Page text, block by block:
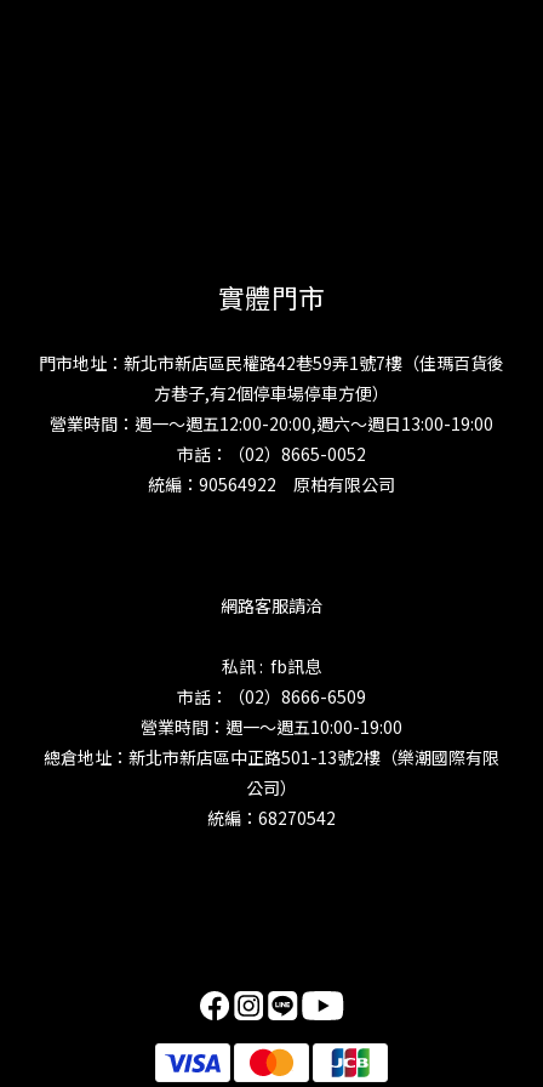
實體門市
門市地址：新北市新店區民權路42巷59弄1號7樓（佳瑪百貨後
方巷子,有2個停車場停車方便）
營業時間：週一～週五12:00-20:00,週六～週日13:00-19:00
市話：（02）8665-0052
統編：90564922 原柏有限公司
網路客服請洽
私訊 : fb訊息
市話：（02）8666-6509
營業時間：週一～週五10:00-19:00
總倉地址：新北市新店區中正路501-13號2樓（樂潮國際有限
公司）
統編：68270542